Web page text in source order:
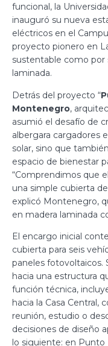
funcional, la
inauguró su nueva
eléctricos en el
proyecto pionero en
sustentable como por
laminada.
Detrás del proyecto “
Montenegro,
asumió el desafío de
albergara cargadores
solar, sino que
espacio de bienestar
“Comprendimos que
una simple cubierta
explicó Montenegro,
en madera laminada
El encargo inicial
cubierta para seis
paneles fotovoltaicos.
hacia una estructura
función técnica,
hacia la Casa Central,
reunión, estudio o
decisiones de diseño
lo siguiente: en Punto